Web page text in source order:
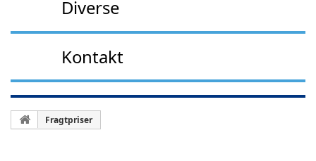
Diverse
Kontakt
Fragtpriser